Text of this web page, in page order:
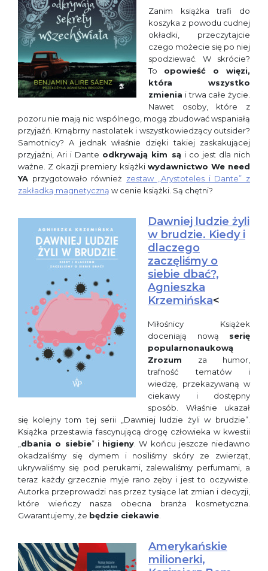
Zanim książka trafi do
koszyka z powodu cudnej
okładki, przeczytajcie
czego możecie się po niej
spodziewać. W skrócie?
To opowieść o więzi,
która wszystko
zmienia i trwa całe życie.
Nawet osoby, które z
pozoru nie mają nic wspólnego, mogą zbudować wspaniałą
przyjaźń. Krnąbrny nastolatek i wszystkowiedzący outsider?
Samotnicy? A jednak właśnie dzięki takiej zaskakującej
przyjaźni, Ari i Dante odkrywają kim sąi co jest dla nich
ważne. Z okazji premiery książki wydawnictwo We need
YA przygotowało również zestaw „Arystoteles i Dante” z
zakładką magnetyczną w cenie książki. Są chętni?
Dawniej ludzie żyli
w brudzie. Kiedy i
dlaczego
zaczęliśmy o
siebie dbać?,
Agnieszka
Krzemińska<
Miłośnicy Książek
doceniają nową serię
popularnonaukową
Zrozum za humor,
trafność tematów i
wiedzę, przekazywaną w
ciekawy i dostępny
sposób. Właśnie ukazał
się kolejny tom tej serii „Dawniej ludzie żyli w brudzie”.
Książka przestawia fascynującą drogę człowieka w kwestii
dbania o siebie” i higieny . W końcu jeszcze niedawno
okadzaliśmy się dymem i nosiliśmy skóry ze zwierząt,
ukrywaliśmy się pod perukami, zalewaliśmy perfumami, a
teraz każdy grzecznie myje rano zęby i jest to oczywiste.
Autorka przeprowadzi nas przez tysiące lat zmian i decyzji,
które wieńczy nasza obecna branża kosmetyczna.
Gwarantujemy, że będzie ciekawie
Amerykańskie
milionerki,